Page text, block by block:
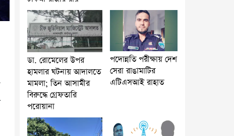
ডা. রোমেলের উপর
হামলার ঘটনায় আদালতে
মামলা; তিন আসামীর
বিরুদ্ধে গ্রেফতারি
পরোয়ানা
পদোন্নতি পরীক্ষায় দেশ
সেরা রাঙামাটির
এটিএসআই রাহাত